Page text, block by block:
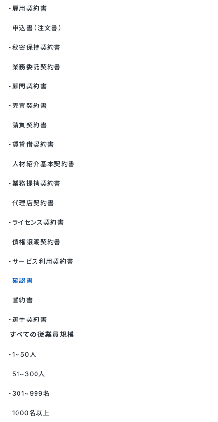
雇用契約書
申込書（注文書）
秘密保持契約書
業務委託契約書
顧問契約書
売買契約書
請負契約書
賃貸借契約書
人材紹介基本契約書
業務提携契約書
代理店契約書
ライセンス契約書
債権譲渡契約書
サービス利用契約書
確認書
誓約書
選手契約書
すべての従業員規模
1~50人
51~300人
301~999名
1000名以上